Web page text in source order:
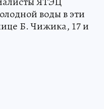
воды в эти
Б. Чижика, 17 и